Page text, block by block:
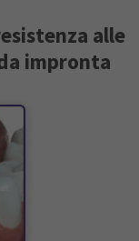
alle
impronta